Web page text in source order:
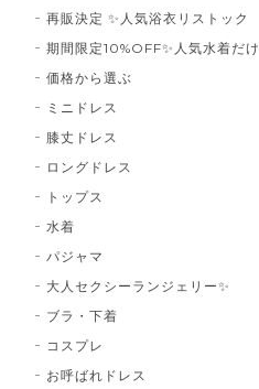
再販決定 ✨人気浴衣リストック
期間限定10%OFF✨人気水着だけ
価格から選ぶ
ミニドレス
膝丈ドレス
ロングドレス
トップス
水着
パジャマ
大人セクシーランジェリー✨
ブラ・下着
コスプレ
お呼ばれドレス